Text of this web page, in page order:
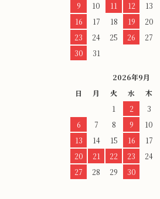
9
10 11 12 13
16
17 18 19 20
23
24 25 26 27
30
31
2026年9月
日
月 火 水 木
1
2 3
6
7 8 9 10
13
14 15 16 17
20
21 22 23 24
27
28 29 30